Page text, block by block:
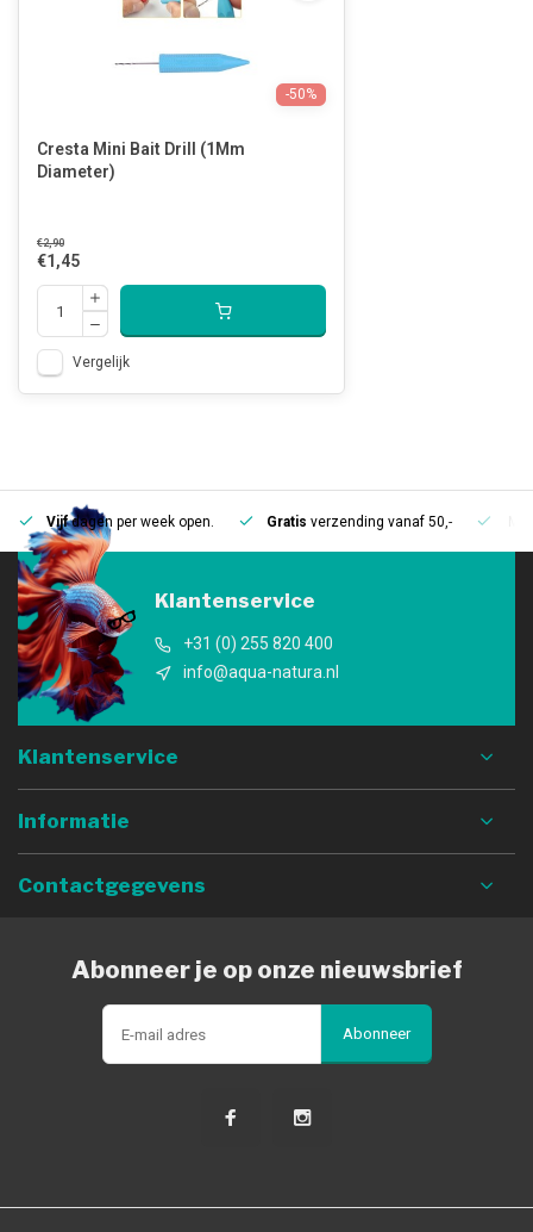
-50%
Cresta Mini Bait Drill (1Mm
Diameter)
€2,90
€1,45
Vergelijk
Vijfdagen per week open. Gratis verzending vanaf 50,-
Klantenservice
+31 (0) 255 820 400
info@aqua-natura.nl
Klantenservice
Informatie
Contactgegevens
Abonneer je op onze nieuwsbrief
Abonneer